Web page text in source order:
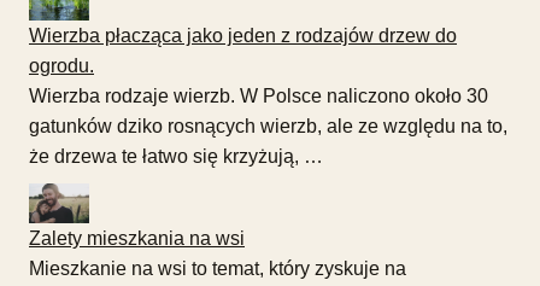
Wierzba płacząca jako jeden z rodzajów drzew do
ogrodu.
Wierzba rodzaje wierzb. W Polsce naliczono około 30
gatunków dziko rosnących wierzb, ale ze względu na to,
że drzewa te łatwo się krzyżują, …
Zalety mieszkania na wsi
Mieszkanie na wsi to temat, który zyskuje na